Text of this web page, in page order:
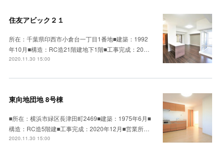
住友アビック２１
所在：千葉県印西市小倉台一丁目1番地■建築：1992
年10月■構造：RC造21階建地下1階■工事完成：20…
2020.11.30 15:00
東向地団地 8号棟
■所在：横浜市緑区長津田町2469■建築：1975年6月■
構造：RC造5階建■工事完成：2020年12月■営業所…
2020.11.30 15:00